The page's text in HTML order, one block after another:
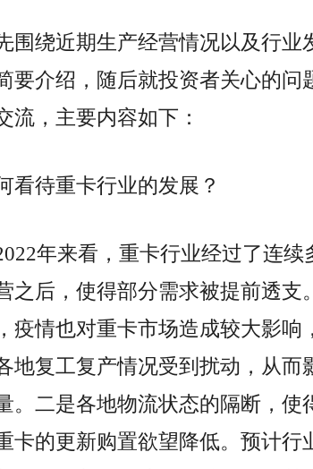
围绕近期生产经营情况以及行业
要介绍，随后就投资者关心的问
流，主要内容如下：
看待重卡行业的发展？
年来看，重卡行业经过了连续
之后，使得部分需求被提前透支
疫情也对重卡市场造成较大影响
地复工复产情况受到扰动，从而
。二是各地物流状态的隔断，使
卡的更新购置欲望降低。预计行